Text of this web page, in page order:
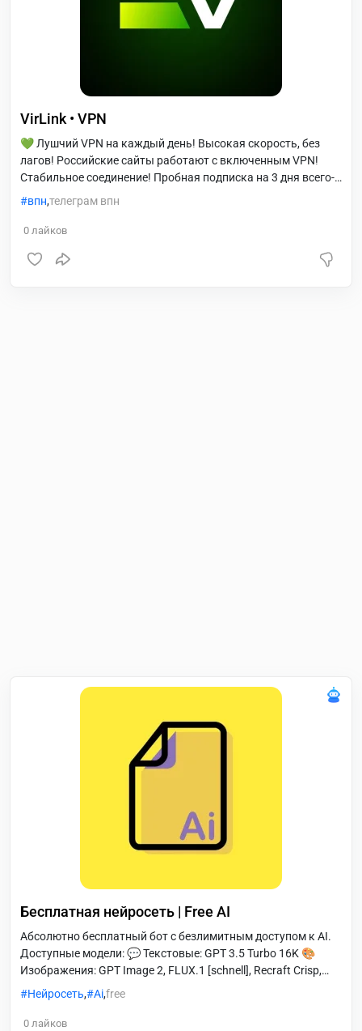
VirLink • VPN
💚 Лушчий VPN на каждый день! Высокая скорость, без
лагов! Российские сайты работают с включенным VPN!
Стабильное соединение! Пробная подписка на 3 дня всего-
лишь за 10 рублей!
впн,телеграм впн
0 лайков
Бесплатная нейросеть | Free AI
Абсолютно бесплатный бот с безлимитным доступом к AI.
Доступные модели: 💬 Текстовые: GPT 3.5 Turbo 16K 🎨
Изображения: GPT Image 2, FLUX.1 [schnell], Recraft Crisp,
SeedVR2, Bria RMBG 2.0, RemBG
Нейросеть, Ai,free
0 лайков